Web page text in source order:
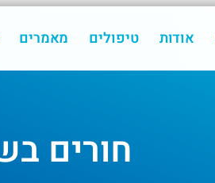
אודות טיפולים מאמרים
חורים